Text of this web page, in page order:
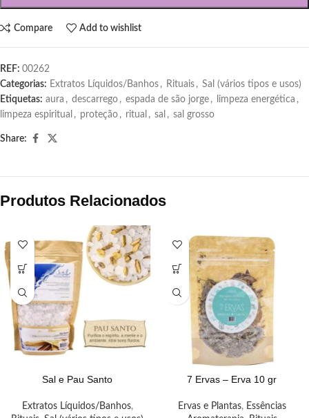
Compare Add to wishlist
REF: 00262
Categorias: Extratos Líquidos/Banhos , Rituais , Sal (vários tipos e usos)
Etiquetas: aura , descarrego , espada de são jorge , limpeza energética ,
limpeza espiritual , proteção , ritual , sal , sal grosso
Share:
Produtos Relacionados
Sal e Pau Santo
Extratos Líquidos/Banhos,
7 Ervas – Erva 10 gr
Ervas e Plantas, Essências